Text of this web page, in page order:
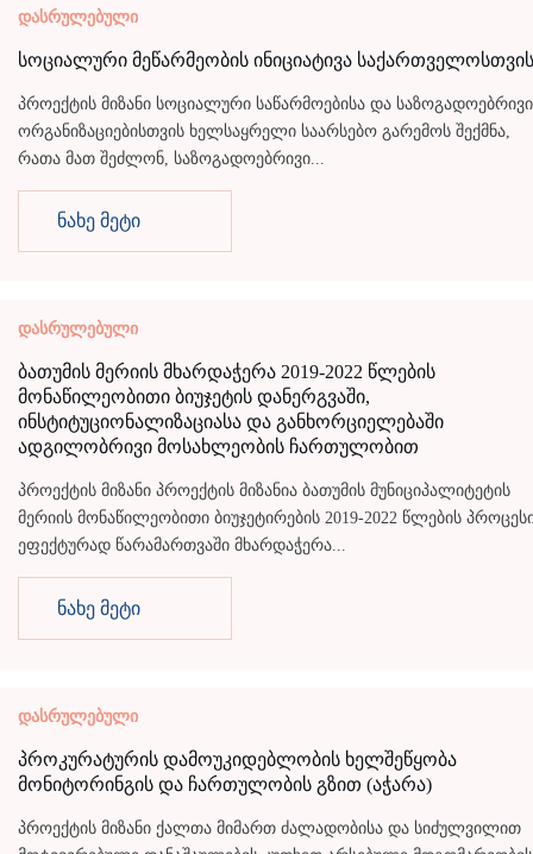
დასრულებული
სოციალური მეწარმეობის ინიციატივა საქართველოსთვის
პროექტის მიზანი სოციალური საწარმოებისა და საზოგადოებრივი
ორგანიზაციებისთვის ხელსაყრელი საარსებო გარემოს შექმნა,
რათა მათ შეძლონ, საზოგადოებრივი...
ნახე მეტი
დასრულებული
ბათუმის მერიის მხარდაჭერა 2019-2022 წლების
მონაწილეობითი ბიუჯეტის დანერგვაში,
ინსტიტუციონალიზაციასა და განხორციელებაში
ადგილობრივი მოსახლეობის ჩართულობით
პროექტის მიზანი პროექტის მიზანია ბათუმის მუნიციპალიტეტის
მერიის მონაწილეობითი ბიუჯეტირების 2019-2022 წლების
ეფექტურად წარამართვაში მხარდაჭერა...
ნახე მეტი
დასრულებული
პროკურატურის დამოუკიდებლობის ხელშეწყობა
მონიტორინგის და ჩართულობის გზით (აჭარა)
პროექტის მიზანი ქალთა მიმართ ძალადობისა და სიძულვილით